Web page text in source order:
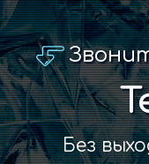
Без